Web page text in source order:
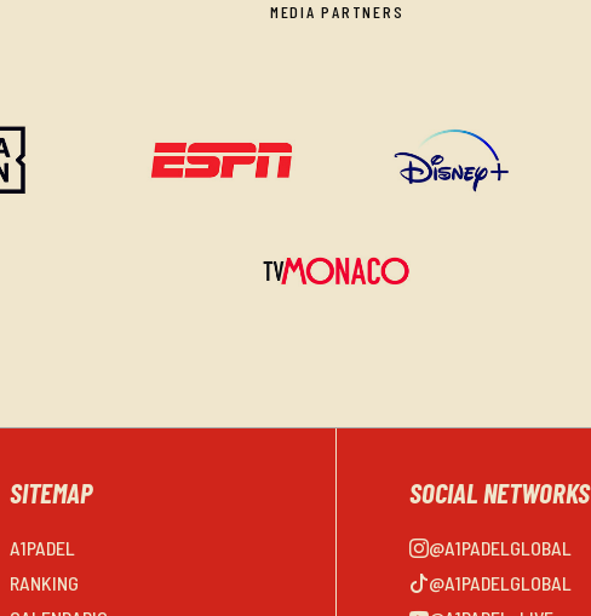
MEDIA PARTNERS
SITEMAP
A1PADEL
RANKING
SOCIAL NETWORKS
@A1PADELGLOBAL
@A1PADELGLOBAL